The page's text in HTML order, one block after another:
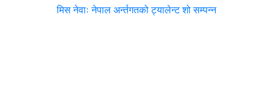
मिस नेवाः नेपाल अर्न्तगतको ट्यालेन्ट शो सम्पन्न